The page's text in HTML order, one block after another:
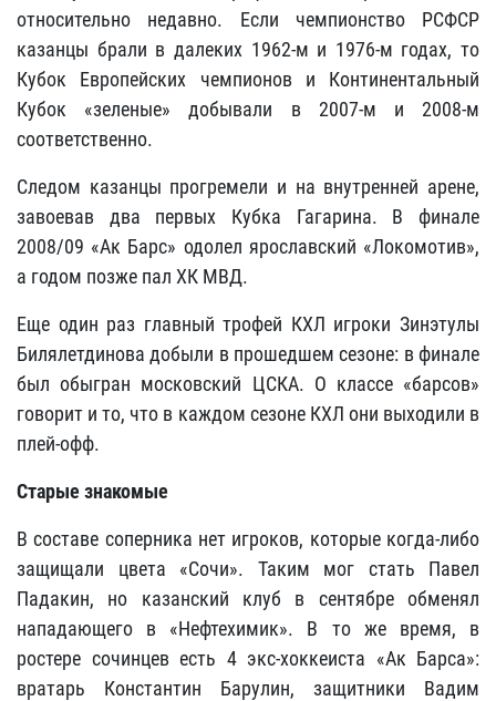
относительно недавно. Если чемпионство РСФСР
казанцы брали в далеких 1962-м и 1976-м годах, то
Кубок Европейских чемпионов и Континентальный
Кубок «зеленые» добывали в 2007-м и 2008-м
соответственно.
Следом казанцы прогремели и на внутренней арене,
завоевав два первых Кубка Гагарина. В финале
2008/09 «Ак Барс» одолел ярославский «Локомотив»,
а годом позже пал ХК МВД.
Еще один раз главный трофей КХЛ игроки Зинэтулы
Билялетдинова добыли в прошедшем сезоне: в финале
был обыгран московский ЦСКА. О классе «барсов»
говорит и то, что в каждом сезоне КХЛ они выходили в
плей-офф.
Старые знакомые
В составе соперника нет игроков, которые когда-либо
защищали цвета «Сочи». Таким мог стать Павел
Падакин, но казанский клуб в сентябре обменял
нападающего в «Нефтехимик». В то же время, в
ростере сочинцев есть 4 экс-хоккеиста «Ак Барса»:
вратарь Константин Барулин, защитники Вадим